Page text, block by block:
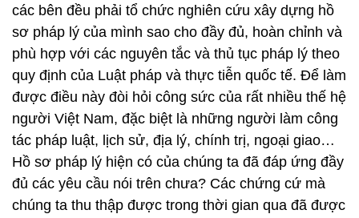
các bên đều phải tổ chức nghiên cứu xây dựng hồ
sơ pháp lý của mình sao cho đầy đủ, hoàn chỉnh và
phù hợp với các nguyên tắc và thủ tục pháp lý theo
quy định của Luật pháp và thực tiễn quốc tế. Để làm
được điều này đòi hỏi công sức của rất nhiều thế hệ
người Việt Nam, đặc biệt là những người làm công
tác pháp luật, lịch sử, địa lý, chính trị, ngoại giao…
Hồ sơ pháp lý hiện có của chúng ta đã đáp ứng đầy
đủ các yêu cầu nói trên chưa? Các chứng cứ mà
chúng ta thu thập được trong thời gian qua đã được